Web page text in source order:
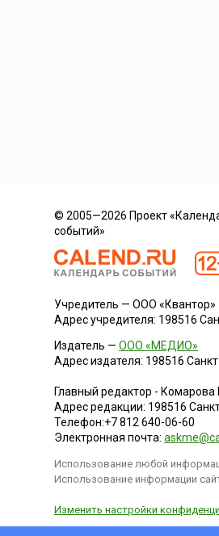
© 2005—2026 Проект
событий»
Учредитель — ООО «Квантор»
Адрес учредителя: 198516
Издатель —ООО «МЕДИО»
Адрес издателя: 198516
Главный редактор -
Адрес редакции: 198516
Телефон:+7 812 640-06-60
Электронная почта:
Использование любой
Использование информации
Изменить настройки